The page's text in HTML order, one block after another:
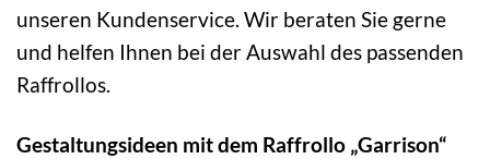
unseren Kundenservice. Wir beraten Sie gerne
und helfen Ihnen bei der Auswahl des passenden
Raffrollos.
Gestaltungsideen mit dem Raffrollo „Garrison“